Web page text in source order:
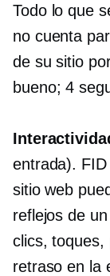
Todo lo que
no cuenta
de su sitio
bueno; 4
entrada).
sitio web
reflejos de
clics, toques,
retraso en la